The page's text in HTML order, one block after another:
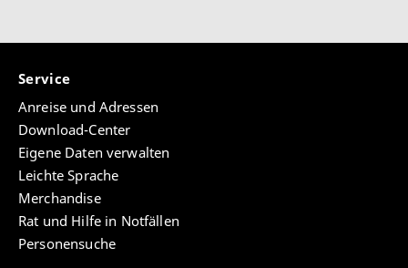
Service
Anreise und Adressen
Download-Center
Eigene Daten verwalten
Leichte Sprache
Merchandise
Rat und Hilfe in Notfällen
Personensuche